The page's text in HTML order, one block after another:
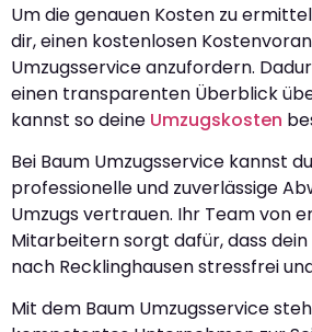
Um die genauen Kosten zu
dir, einen kostenlosen
Umzugsservice anzufordern.
einen transparenten Überblick
kannst so deine Umzugskosten
Bei Baum Umzugsservice kannst
professionelle und zuverlässige
Umzugs vertrauen. Ihr Team von
Mitarbeitern sorgt dafür, dass dein
nach Recklinghausen stressfrei
Mit dem Baum Umzugsservice